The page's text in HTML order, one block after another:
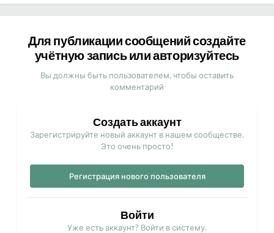
Для публикации сообщений создайте
учётную запись или авторизуйтесь
Вы должны быть пользователем, чтобы оставить
комментарий
Создать аккаунт
Зарегистрируйте новый аккаунт в нашем сообществе.
Это очень просто!
Регистрация нового пользователя
Войти
Уже есть аккаунт? Войти в систему.